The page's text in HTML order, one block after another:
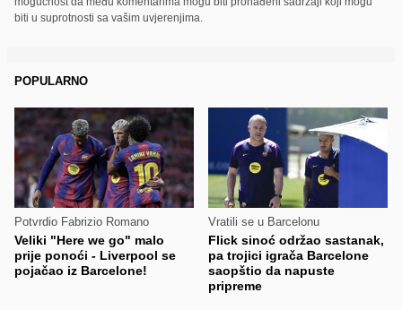
biti u suprotnosti sa vašim uvjerenjima.
POPULARNO
Potvrdio Fabrizio Romano
Veliki "Here we go" malo
prije ponoći - Liverpool se
pojačao iz Barcelone!
Vratili se u Barcelonu
Flick sinoć održao sastanak,
pa trojici igrača Barcelone
saopštio da napuste
pripreme